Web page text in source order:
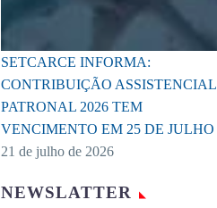
SETCARCE INFORMA:
CONTRIBUIÇÃO ASSISTENCIAL
PATRONAL 2026 TEM
VENCIMENTO EM 25 DE JULHO
21 de julho de 2026
NEWSLATTER